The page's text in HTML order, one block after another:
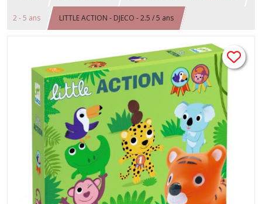
2 - 5 ans LITTLE ACTION - DJECO - 2.5 / 5 ans